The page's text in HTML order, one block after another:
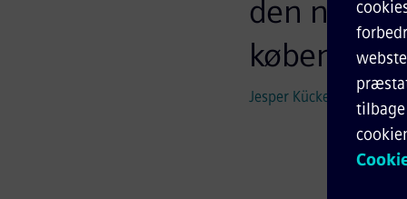
den nye
Jesper Kückelhahn